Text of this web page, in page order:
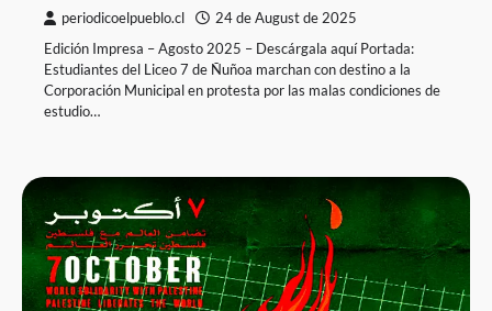
periodicoelpueblo.cl 24 de August de 2025
Edición Impresa – Agosto 2025 – Descárgala aquí Portada:
Estudiantes del Liceo 7 de Ñuñoa marchan con destino a la
Corporación Municipal en protesta por las malas condiciones de
estudio…